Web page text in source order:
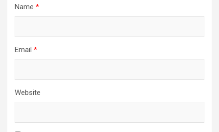
Name *
Email *
Website